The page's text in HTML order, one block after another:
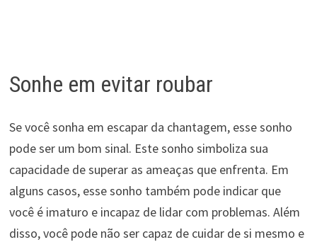
Sonhe em evitar roubar
Se você sonha em escapar da chantagem, esse sonho
pode ser um bom sinal. Este sonho simboliza sua
capacidade de superar as ameaças que enfrenta. Em
alguns casos, esse sonho também pode indicar que
você é imaturo e incapaz de lidar com problemas. Além
disso, você pode não ser capaz de cuidar de si mesmo e